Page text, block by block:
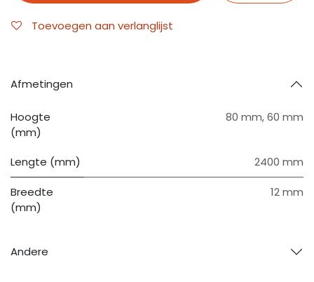
Toevoegen aan verlanglijst
Afmetingen
Hoogte
(mm)
80 mm,60 mm
Lengte (mm) 2400 mm
Breedte
(mm)
12 mm
Andere